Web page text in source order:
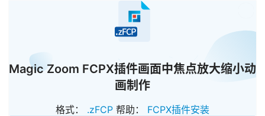
Magic Zoom FCPX插件画面中焦点放大缩小动
画制作
格式： .zFCP 帮助： FCPX插件安装